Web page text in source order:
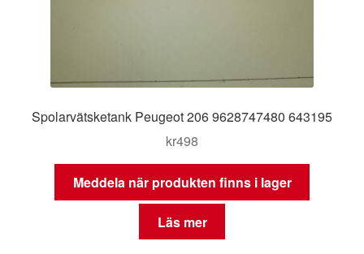
Spolarvätsketank Peugeot 206 9628747480 643195
kr498
Meddela när produkten finns i lager
Läs mer